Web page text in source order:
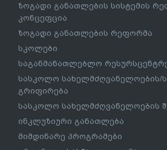
ზოგადი განათლების სისტემის
კონცეფცია
ზოგადი განათლების რეფორმა
სკოლები
საგანმანათლებლო
სასკოლო სახელმძღვანელოების/
გრიფირება
სასკოლო სახელმძღვანელოების
ინკლუზიური განათლება
მიმდინარე პროგრამები